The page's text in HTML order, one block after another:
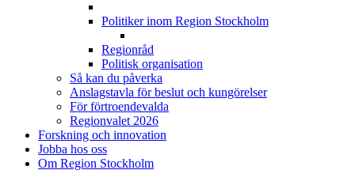
Politiker inom Region Stockholm
Regionråd
Politisk organisation
Så kan du påverka
Anslagstavla för beslut och kungörelser
För förtroendevalda
Regionvalet 2026
Forskning och innovation
Jobba hos oss
Om Region Stockholm